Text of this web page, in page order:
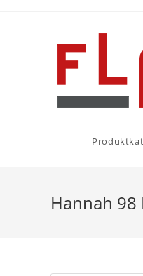
Hannah